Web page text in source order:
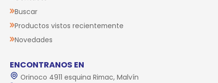
Buscar
Productos vistos recientemente
Novedades
ENCONTRANOS EN
Orinoco 4911 esquina Rimac, Malvín